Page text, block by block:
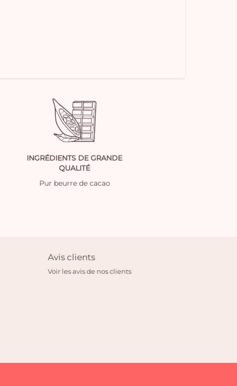
INGRÉDIENTS DE GRANDE
QUALITÉ
Pur beurre de cacao
Avis clients
Voir les avis de nos clients